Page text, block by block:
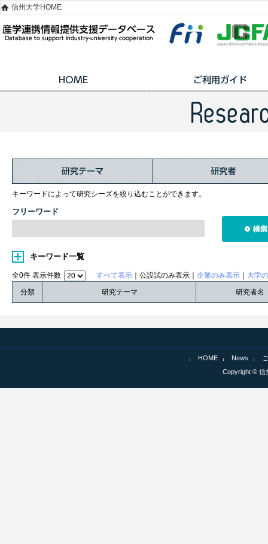
信州大学HOME
キーワードによって研究シーズを絞り込むことができます。
フリーワード
キーワード一覧
全0件 表示件数 すべて表示 ｜公設試のみ表示｜ 企業のみ表示
大学
分類
研究テーマ 研究者名
HOME News
Copyright © 信